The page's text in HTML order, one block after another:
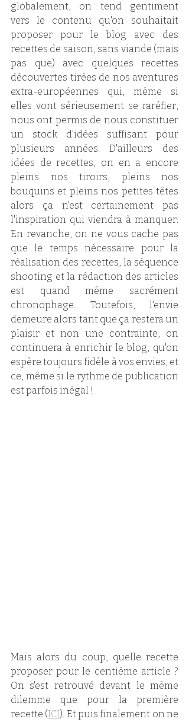
globalement, on tend gentiment
vers le contenu qu'on souhaitait
proposer pour le blog avec des
recettes de saison, sans viande (mais
pas que) avec quelques recettes
découvertes tirées de nos aventures
extra-européennes qui, même si
elles vont sérieusement se raréfier,
nous ont permis de nous constituer
un stock d'idées suffisant pour
plusieurs années. D'ailleurs des
idées de recettes, on en a encore
pleins nos tiroirs, pleins nos
bouquins et pleins nos petites têtes
alors ça n'est certainement pas
l'inspiration qui viendra à manquer.
En revanche, on ne vous cache pas
que le temps nécessaire pour la
réalisation des recettes, la séquence
shooting et la rédaction des articles
est quand même sacrément
chronophage. Toutefois, l'envie
demeure alors tant que ça restera un
plaisir et non une contrainte, on
continuera à enrichir le blog, qu'on
espère toujours fidèle à vos envies, et
ce, même si le rythme de publication
est parfois inégal !
Mais alors du coup, quelle recette
proposer pour le centième article ?
On s'est retrouvé devant le même
dilemme que pour la première
recette (ICI). Et puis finalement on ne